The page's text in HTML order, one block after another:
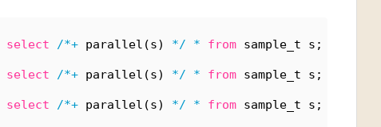
select /*+ parallel(s) */ * from sample_t s;
select /*+ parallel(s) */ * from sample_t s;
select /*+ parallel(s) */ * from sample_t s;